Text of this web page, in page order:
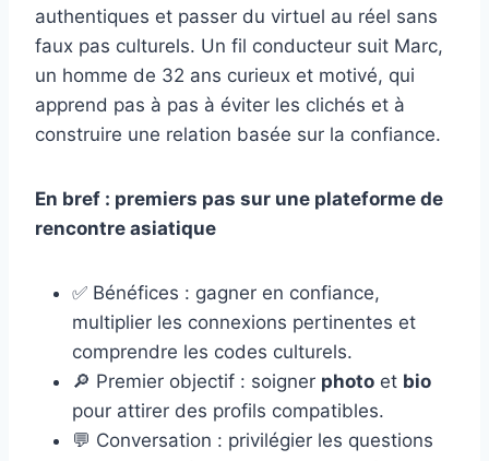
authentiques et passer du virtuel au réel sans
faux pas culturels. Un fil conducteur suit Marc,
un homme de 32 ans curieux et motivé, qui
apprend pas à pas à éviter les clichés et à
construire une relation basée sur la confiance.
En bref : premiers pas sur une plateforme de
rencontre asiatique
✅ Bénéfices : gagner en confiance,
multiplier les connexions pertinentes et
comprendre les codes culturels.
🔎 Premier objectif : soigner photo et bio
pour attirer des profils compatibles.
💬 Conversation : privilégier les questions